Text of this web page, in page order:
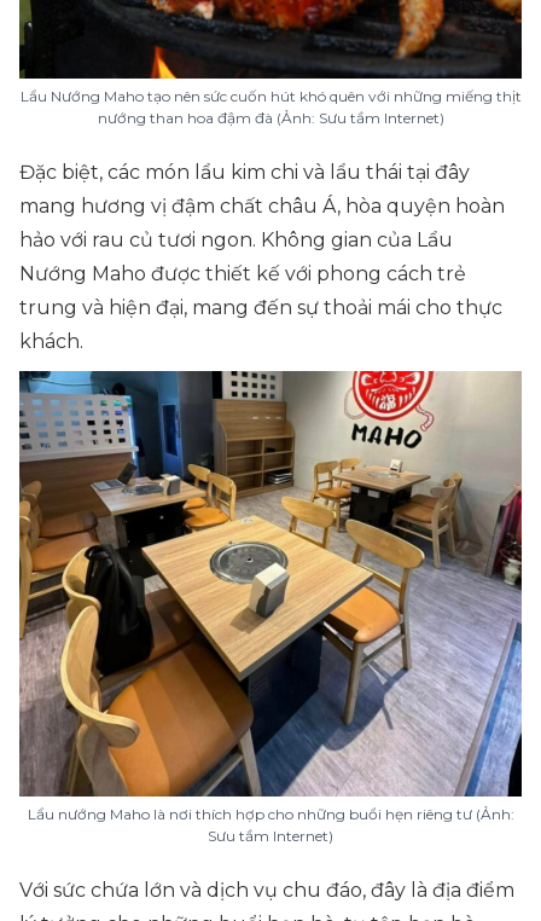
Lẩu Nướng Maho tạo nên sức cuốn hút khó quên với những miếng thịt
nướng than hoa đậm đà (Ảnh: Sưu tầm Internet)
Đặc biệt, các món lẩu kim chi và lẩu thái tại đây
mang hương vị đậm chất châu Á, hòa quyện hoàn
hảo với rau củ tươi ngon. Không gian của Lẩu
Nướng Maho được thiết kế với phong cách trẻ
trung và hiện đại, mang đến sự thoải mái cho thực
khách.
Lẩu nướng Maho là nơi thích hợp cho những buổi hẹn riêng tư (Ảnh:
Sưu tầm Internet)
Với sức chứa lớn và dịch vụ chu đáo, đây là địa điểm